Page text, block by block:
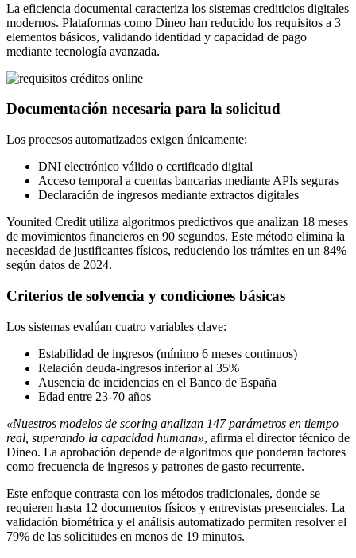
La eficiencia documental caracteriza los sistemas crediticios digitales
modernos. Plataformas como Dineo han reducido los requisitos a 3
elementos básicos, validando identidad y capacidad de pago
mediante tecnología avanzada.
Documentación necesaria para la solicitud
Los procesos automatizados exigen únicamente:
DNI electrónico válido o certificado digital
Acceso temporal a cuentas bancarias mediante APIs seguras
Declaración de ingresos mediante extractos digitales
Younited Credit utiliza algoritmos predictivos que analizan 18 meses
de movimientos financieros en 90 segundos. Este método elimina la
necesidad de justificantes físicos, reduciendo los trámites en un 84%
según datos de 2024.
Criterios de solvencia y condiciones básicas
Los sistemas evalúan cuatro variables clave:
Estabilidad de ingresos (mínimo 6 meses continuos)
Relación deuda-ingresos inferior al 35%
Ausencia de incidencias en el Banco de España
Edad entre 23-70 años
«Nuestros modelos de scoring analizan 147 parámetros en tiempo
real, superando la capacidad humana», afirma el director técnico de
Dineo. La aprobación depende de algoritmos que ponderan factores
como frecuencia de ingresos y patrones de gasto recurrente.
Este enfoque contrasta con los métodos tradicionales, donde se
requieren hasta 12 documentos físicos y entrevistas presenciales. La
validación biométrica y el análisis automatizado permiten resolver el
79% de las solicitudes en menos de 19 minutos.